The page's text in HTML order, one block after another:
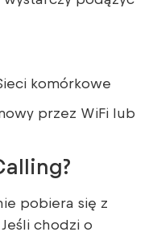
komórkowe
przez WiFi lub
pobiera się z
chodzi o